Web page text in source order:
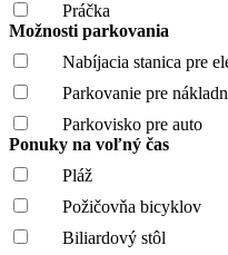
Práčka
Možnosti parkovania
Nabíjacia stanica pre
Parkovanie pre
Parkovisko pre auto
Ponuky na voľný čas
Pláž
Požičovňa bicyklov
Biliardový stôl